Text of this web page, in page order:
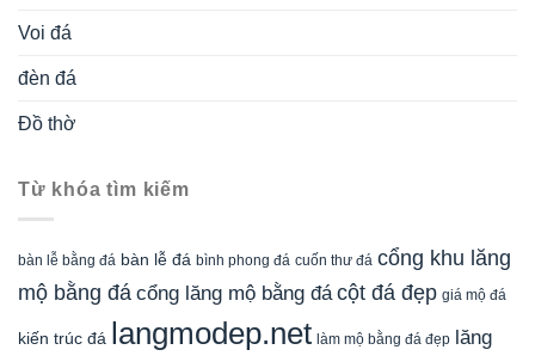
Voi đá
đèn đá
Đồ thờ
Từ khóa tìm kiếm
bàn lễ bằng đá bàn lễ đá bình phong đá cuốn thư đá cổng khu lăng
mộ bằng đá cổng lăng mộ bằng đá cột đá đẹp giá mộ đá
kiến trúc đá langmodep.net làm mộ bằng đá đẹp lăng